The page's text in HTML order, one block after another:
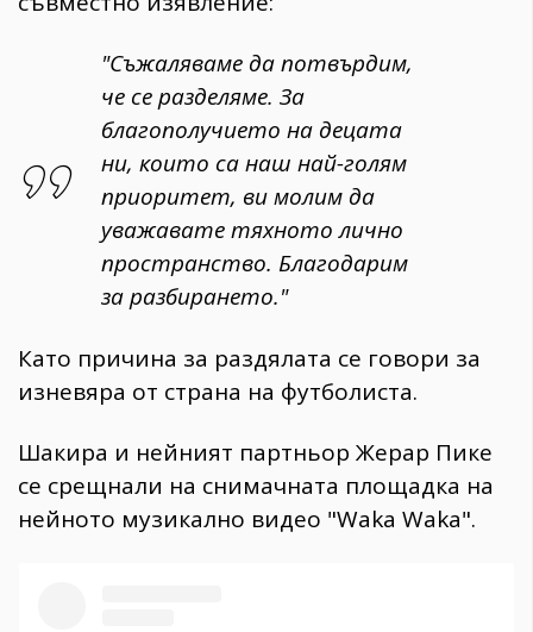
"Съжаляваме да потвърдим,
че се разделяме. За
благополучието на децата
ни, които са наш най-голям
приоритет, ви молим да
уважавате тяхното лично
пространство. Благодарим
за разбирането."
Като причина за раздялата се говори за
изневяра от страна на футболиста.
Шакира и нейният партньор Жерар Пике
се срещнали на снимачната площадка на
нейното музикално видео "Waka Waka".